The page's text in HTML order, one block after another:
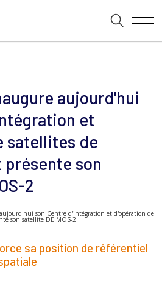
aujourd'hui
et
satellites de
son
2
sa position de référentiel